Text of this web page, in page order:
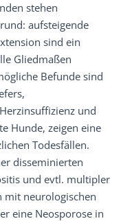
stehen
aufsteigende
sind ein
Gliedmaßen
Befunde sind
und
Hunde, zeigen eine
Todesfällen.
disseminierten
und evtl. multipler
mit neurologischen
eine Neosporose in